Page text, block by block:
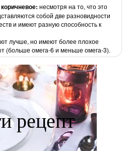
несмотря на то, что это
собой две разновидности
и имеют разную способность к
лучше, но имеют более плохое
(больше омега-6 и меньше омега-3).
рецепт